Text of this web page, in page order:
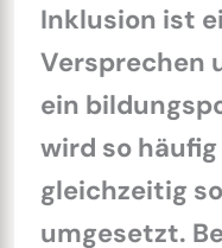
Inklusion ist
Versprechen
ein
wird so
gleichzeitig
umgesetzt.